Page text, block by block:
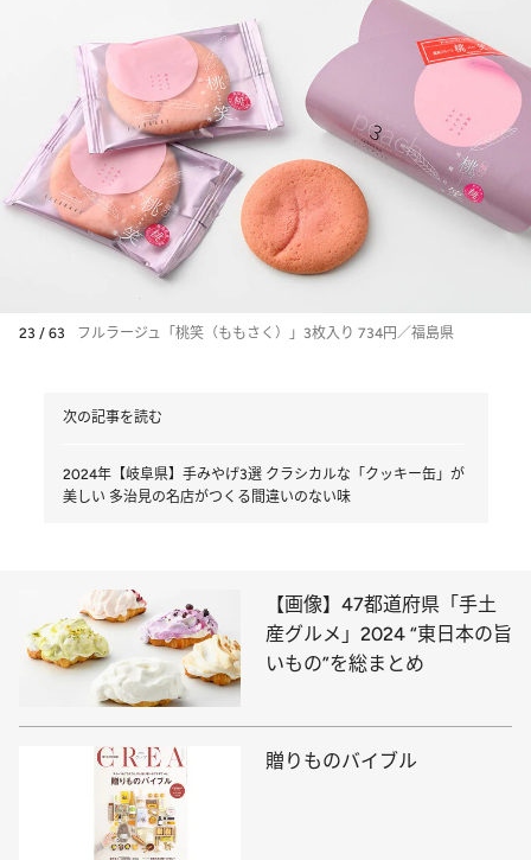
23 / 63 フルラージュ「桃笑（ももさく）」3枚入り 734円／福島県
次の記事を読む
2024年【岐阜県】手みやげ3選 クラシカルな「クッキー缶」が
美しい 多治見の名店がつくる間違いのない味
【画像】47都道府県「手土
産グルメ」2024 “東日本の旨
いもの”を総まとめ
贈りものバイブル